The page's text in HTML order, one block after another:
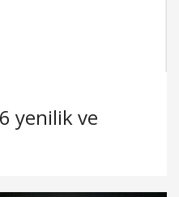
yenilik ve